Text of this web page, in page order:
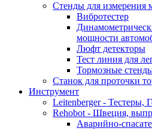
Стенды для измерения
Вибротестер
мощности
Люфт детекторы
Тест линия для
Тормозные
Станок для проточки
Инструмент
Leitenberger - Тестеры,
Rehobot - Швеция,
Аварийно-